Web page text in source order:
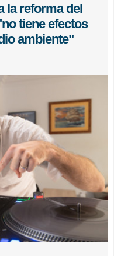
la reforma del
tiene efectos
ambiente"